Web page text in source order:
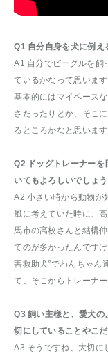
Q1 自分自身を犬に例え
A1 自分でビーグルを飼
ているかなって思います
基本的にはマイペース
さだったりとか、そこ
るところかなと思います
Q2 ドッグトレーナーを
いてもよろしいでしょう
A2 小さい時から動物が
風に考えていた時に、
馬市の高校さんと結構
てのが多かったんです
害救助犬”でわんちゃん
て、そこからトレーナー
Q3 飼い主様と、愛犬の
切にしていることやこ
A3 そうですね、大切に